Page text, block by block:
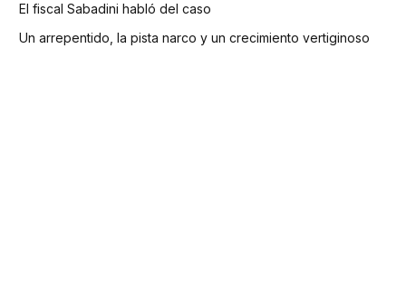
El fiscal Sabadini habló del caso
Un arrepentido, la pista narco y un crecimiento vertiginoso